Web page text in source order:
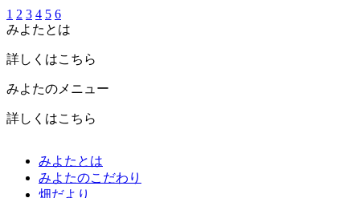
1 2 3 4 5 6
みよたとは
詳しくはこちら
みよたのメニュー
詳しくはこちら
みよたとは
みよたのこだわり
畑だより